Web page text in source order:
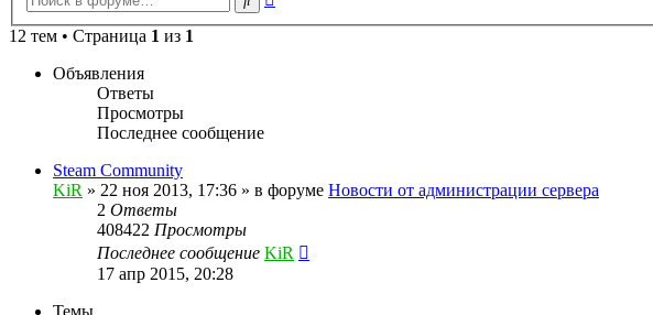
12 тем • Страница 1 из 1
Объявления
Ответы
Просмотры
Последнее сообщение
Steam Community
KiR » 22 ноя 2013, 17:36 » в форуме Новости от администрации сервера
2 Ответы
408422 Просмотры
Последнее сообщение KiR
17 апр 2015, 20:28
Темы